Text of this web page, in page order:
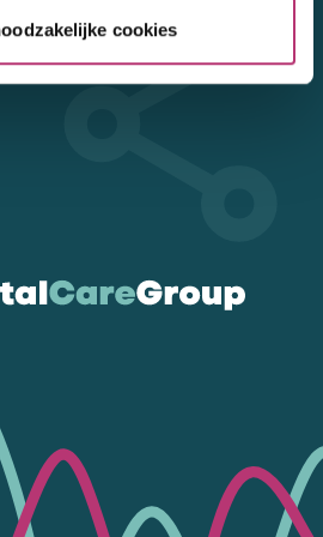
cookies